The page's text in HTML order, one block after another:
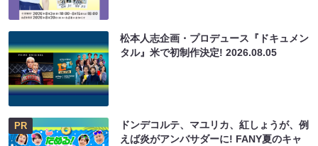
松本人志企画・プロデュース『ドキュメン
タル』米で初制作決定!2026.08.05
PR
ドンデコルテ、マユリカ、紅しょうが、例
えば炎がアンバサダーに! FANY夏のキャ